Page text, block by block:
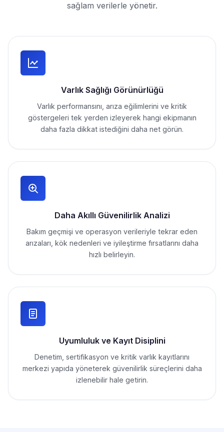
sağlam verilerle yönetir.
Varlık Sağlığı Görünürlüğü
Varlık performansını, arıza eğilimlerini ve kritik
göstergeleri tek yerden izleyerek hangi ekipmanın
daha fazla dikkat istediğini daha net görün.
Daha Akıllı Güvenilirlik Analizi
Bakım geçmişi ve operasyon verileriyle tekrar eden
arızaları, kök nedenleri ve iyileştirme fırsatlarını daha
hızlı belirleyin.
Uyumluluk ve Kayıt Disiplini
Denetim, sertifikasyon ve kritik varlık kayıtlarını
merkezi yapıda yöneterek güvenilirlik süreçlerini daha
izlenebilir hale getirin.